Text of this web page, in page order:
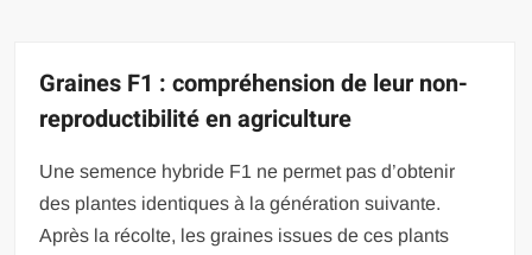
Graines F1 : compréhension de leur non-
reproductibilité en agriculture
Une semence hybride F1 ne permet pas d’obtenir
des plantes identiques à la génération suivante.
Après la récolte, les graines issues de ces plants